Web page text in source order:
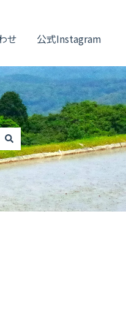
サブメニューを表示
せ 公式Instagram